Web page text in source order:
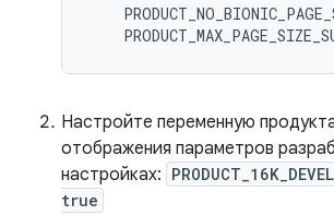
Настройте переменную
отображения параметров
настройках:
true